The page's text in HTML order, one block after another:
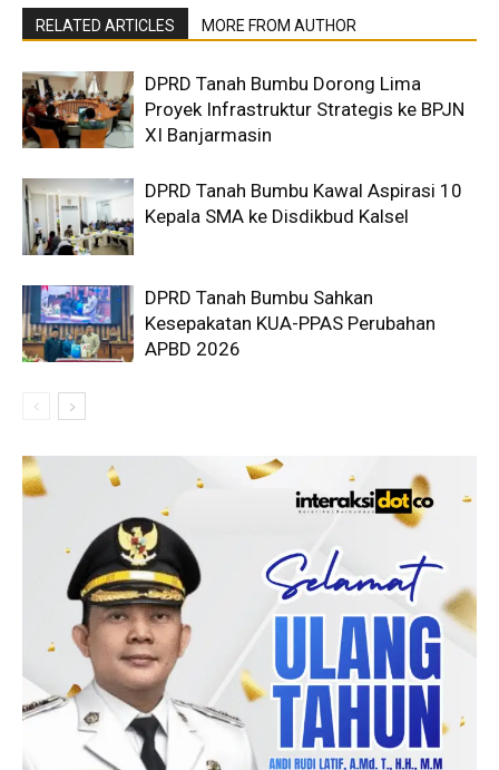
RELATED ARTICLES MORE FROM AUTHOR
DPRD Tanah Bumbu Dorong Lima
Proyek Infrastruktur Strategis ke BPJN
XI Banjarmasin
DPRD Tanah Bumbu Kawal Aspirasi 10
Kepala SMA ke Disdikbud Kalsel
DPRD Tanah Bumbu Sahkan
Kesepakatan KUA-PPAS Perubahan
APBD 2026